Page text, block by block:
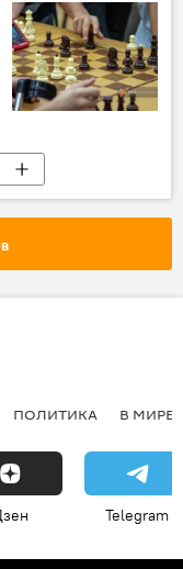
ПОЛИТИКА В МИРЕ
Telegram